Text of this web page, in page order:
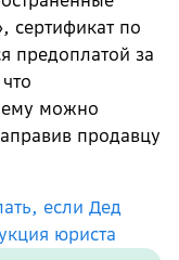
сертификат по
предоплатой за
можно
продавцу
если Дед
юриста